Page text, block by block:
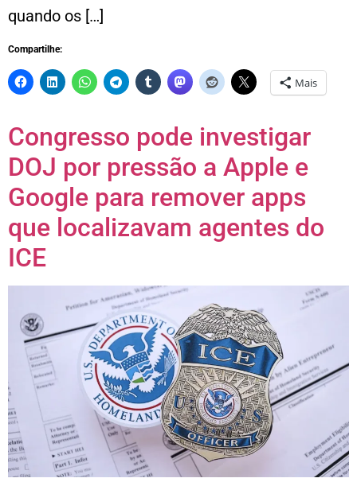
quando os […]
Compartilhe:
Mais
Congresso pode investigar
DOJ por pressão a Apple e
Google para remover apps
que localizavam agentes do
ICE